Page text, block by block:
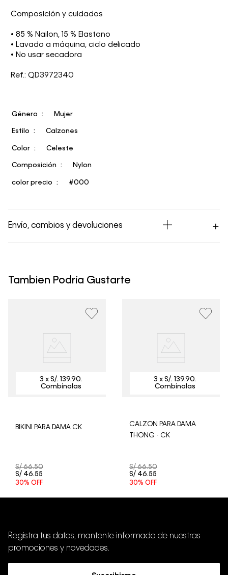
Composición y cuidados
• 85 % Nailon, 15 % Elastano
• Lavado a máquina, ciclo delicado
• No usar secadora
Ref.: QD3972340
Género Mujer
Estilo Calzones
Color Celeste
Composición Nylon
color precio #000
Envío, cambios y devoluciones
hábiles para envíos a provincia. Envíos gratis en Lima
procesará desde el día hábil siguiente. Por higiene y
aceptamos devoluciones en ropa interior y trajes de
Tambien Podría Gustarte
BIKINI PARA DAMA CK
S/ 66.50
S/ 46.55
30% OFF
CALZON PARA DAMA
THONG - CK
S/ 66.50
S/ 46.55
30% OFF
Registra tus datos, mantente informado de nuestras
promociones y novedades.